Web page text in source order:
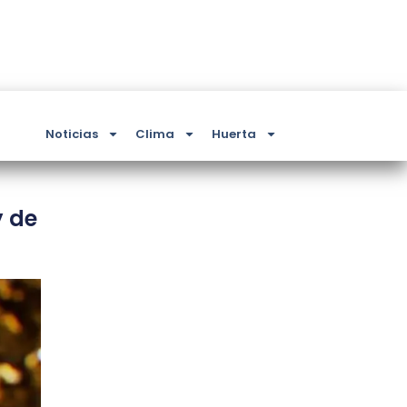
Noticias Clima Huerta
de